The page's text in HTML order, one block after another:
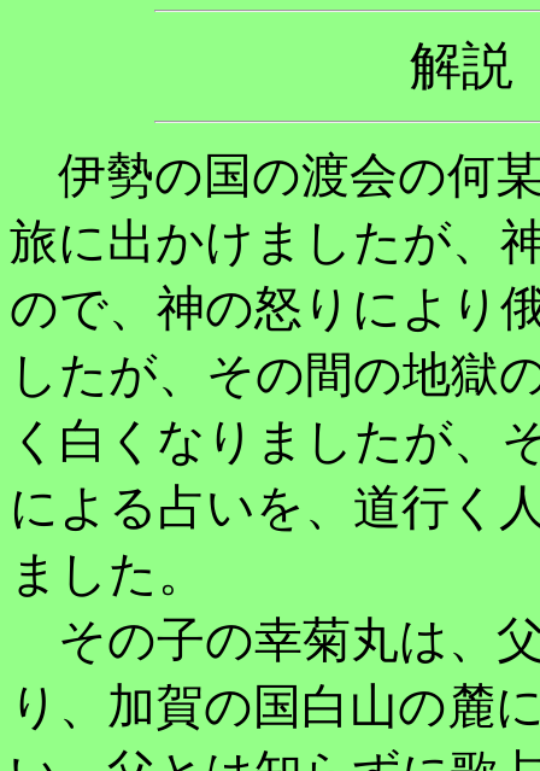
解
伊勢の国の渡会の何
旅に出かけましたが、
ので、神の怒りにより
したが、その間の地獄
く白くなりましたが、
による占いを、道行く
ました。
その子の幸菊丸は、
り、加賀の国白山の麓